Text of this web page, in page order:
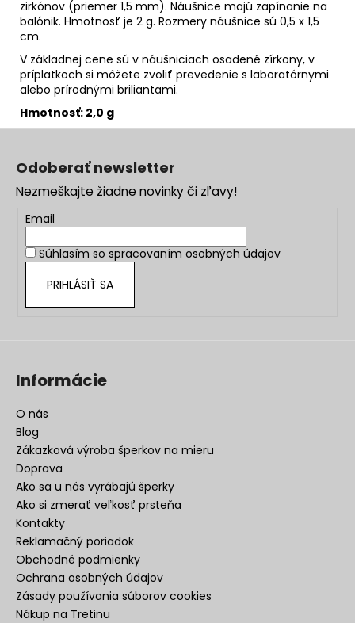
zirkónov (priemer 1,5 mm). Náušnice majú zapínanie na
balónik. Hmotnosť je 2 g. Rozmery náušnice sú 0,5 x 1,5
cm.
V základnej cene sú v náušniciach osadené zírkony, v
príplatkoch si môžete zvoliť prevedenie s laboratórnymi
alebo prírodnými briliantami.
Hmotnosť: 2,0 g
Odoberať newsletter
Nezmeškajte žiadne novinky či zľavy!
Email
Súhlasím so spracovaním osobných údajov
PRIHLÁSIŤ SA
Informácie
O nás
Blog
Zákazková výroba šperkov na mieru
Doprava
Ako sa u nás vyrábajú šperky
Ako si zmerať veľkosť prsteňa
Kontakty
Reklamačný poriadok
Obchodné podmienky
Ochrana osobných údajov
Zásady používania súborov cookies
Nákup na Tretinu